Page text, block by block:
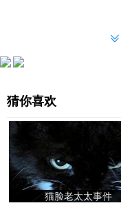
猜你喜欢
猫脸老太太事件